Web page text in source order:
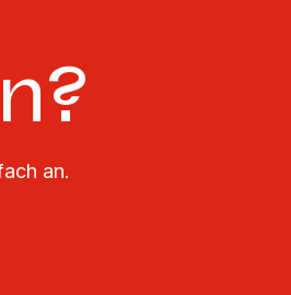
an.